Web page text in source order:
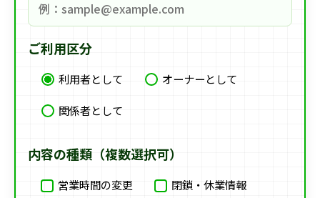
ご利用区分
利用者として
オーナーとして
関係者として
内容の種類（複数選択可）
営業時間の変更 閉鎖・休業情報